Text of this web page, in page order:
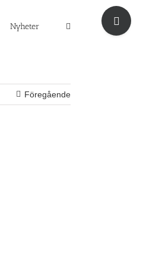
Nyheter
Föregående
Byt
glidfält